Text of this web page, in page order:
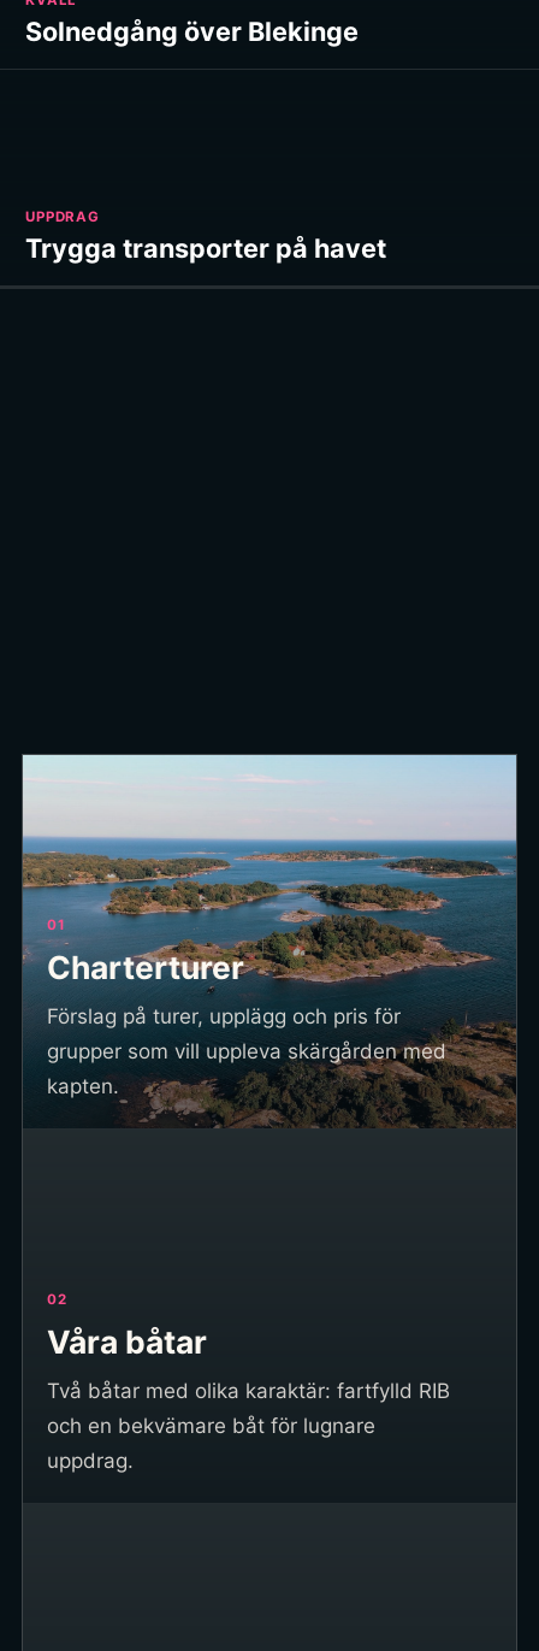
Solnedgång över Blekinge
UPPDRAG
Trygga transporter på havet
01
Charterturer
Förslag på turer, upplägg och pris för
grupper som vill uppleva skärgården med
kapten.
02
Våra båtar
Två båtar med olika karaktär: fartfylld RIB
och en bekvämare båt för lugnare
uppdrag.